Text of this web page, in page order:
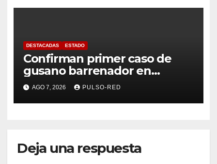
DESTACADAS ESTADO
Confirman primer caso de
gusano barrenador en
humano en Tlaxcala
AGO 7, 2026 PULSO-RED
Deja una respuesta